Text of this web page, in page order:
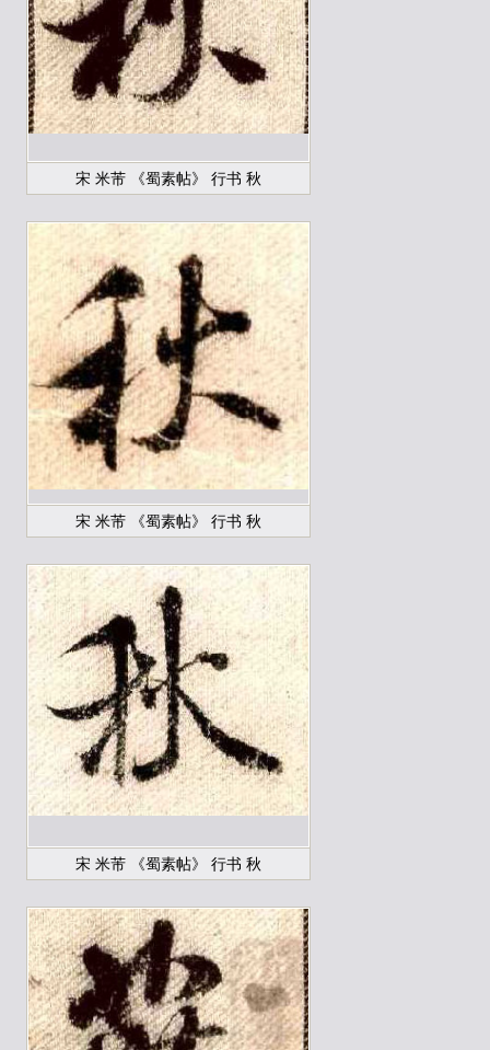
宋 米芾 《蜀素帖》 行书 秋
宋 米芾 《蜀素帖》 行书 秋
宋 米芾 《蜀素帖》 行书 秋